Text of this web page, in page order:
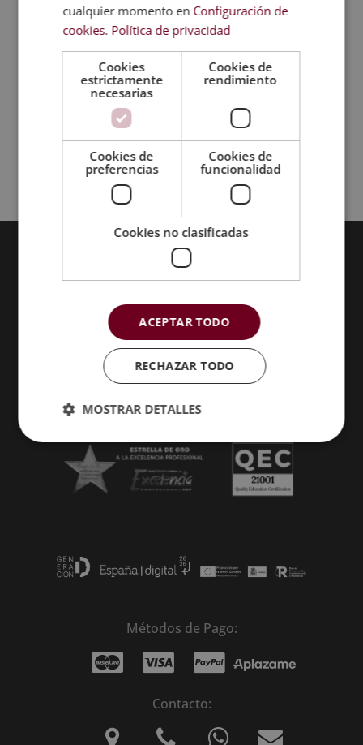
Máster Experto en Dietética, Nutrición y
Elaboración de Dietas + Titulación
Universitaria (6 ects)
Acreditaciones:
Métodos de Pago:
Contacto:
cualquier momento en Configuración de
cookies. Política de privacidad
Cookies
estrictamente
necesarias
Cookies de
rendimiento
Cookies de
preferencias
Cookies de
funcionalidad
Cookies no clasificadas
ACEPTAR TODO
RECHAZAR TODO
MOSTRAR DETALLES